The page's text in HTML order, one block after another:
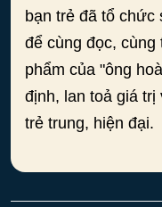
bạn trẻ đã tổ chức
để cùng đọc,
phẩm của "ông
định, lan toả giá
trẻ trung, hiện đại.